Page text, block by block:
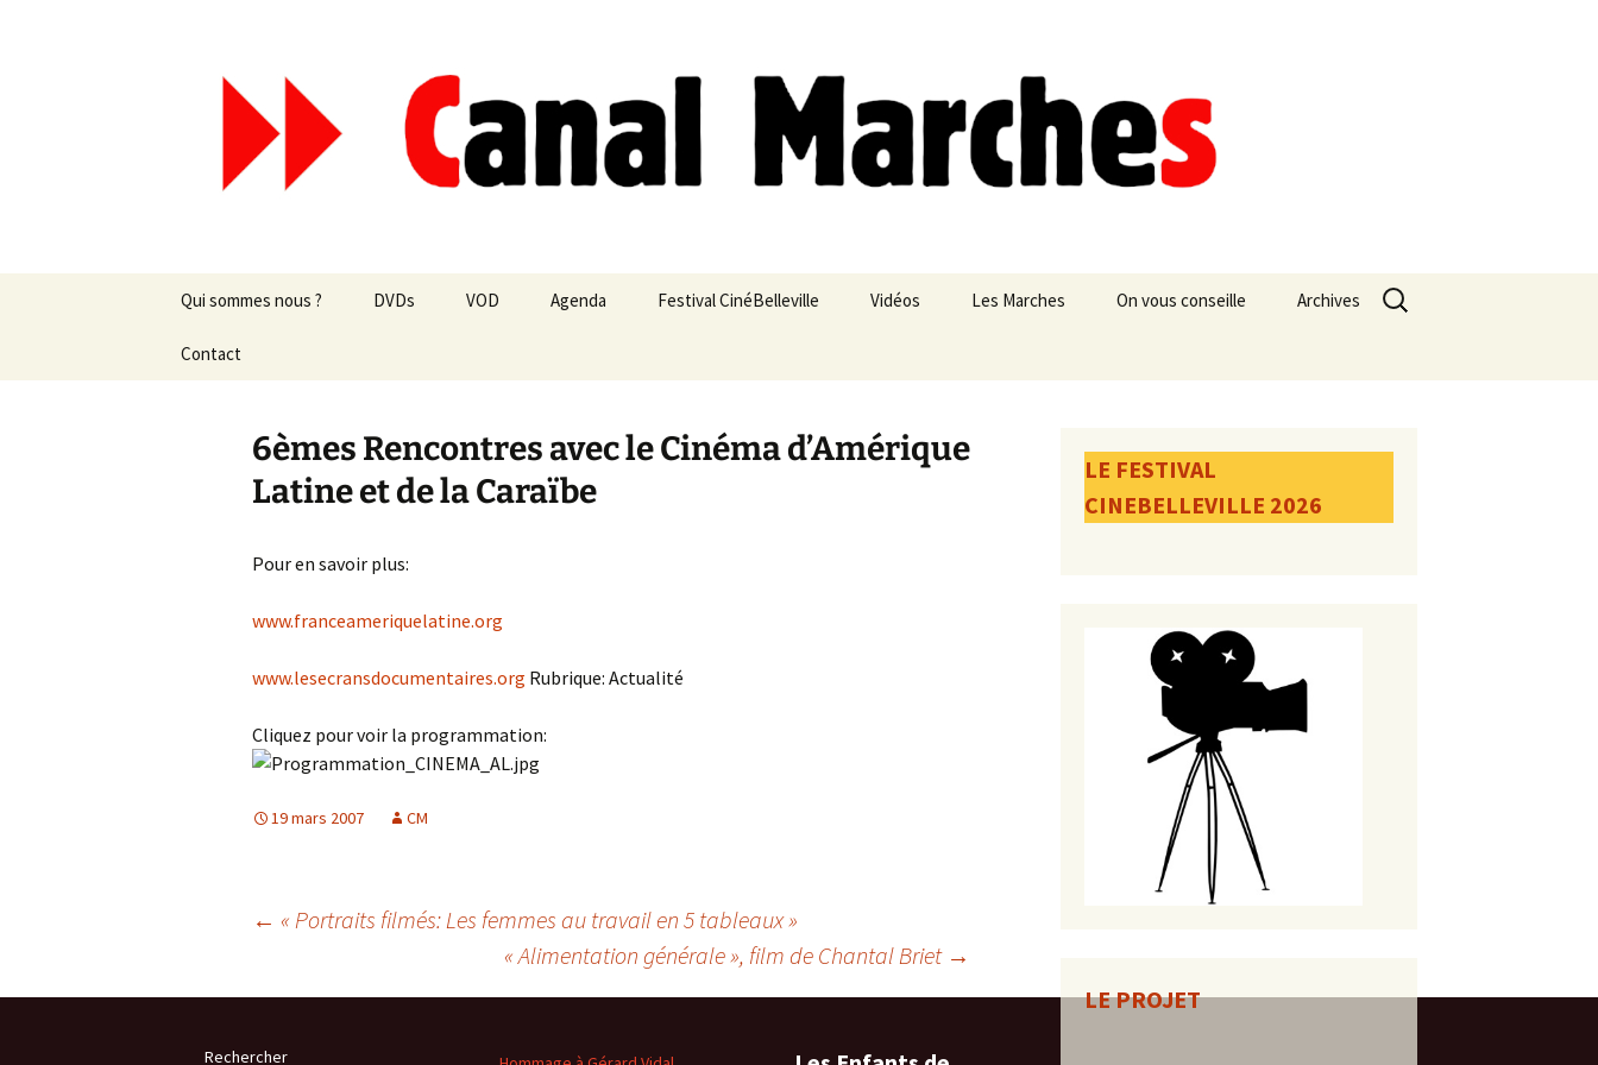
Canal Marches
Qui sommes nous ?
Les revues de presse
Les projets
DVDs VOD Agenda Festival CinéBelleville Vidéos Les Marches On vous conseille Archives
Contact
Rechercher :
6èmes Rencontres avec le Cinéma d’Amérique
Latine et de la Caraïbe
Pour en savoir plus:
www.franceameriquelatine.org
www.lesecransdocumentaires.org Rubrique: Actualité
Cliquez pour voir la programmation:
19 mars 2007 CM
Navigation
des
← « Portraits filmés: Les femmes au travail en 5 tableaux »
« Alimentation générale », film de Chantal Briet →
LE FESTIVAL
CINEBELLEVILLE 2026
LE PROJET
Rechercher